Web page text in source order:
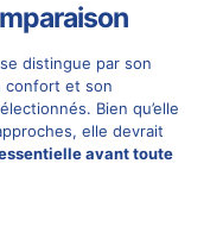
distingue par son
confort et son
Bien qu’elle
elle devrait
avanttoute